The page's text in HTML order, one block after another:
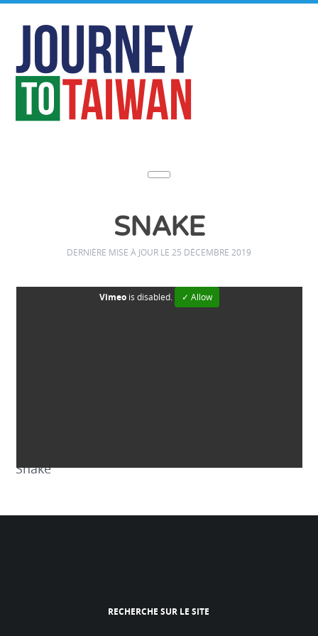
SNAKE
DERNIÈRE MISE À JOUR LE 25 DÉCEMBRE 2019
Vimeois disabled. ✓ Allow
Snake
RECHERCHE SUR LE SITE